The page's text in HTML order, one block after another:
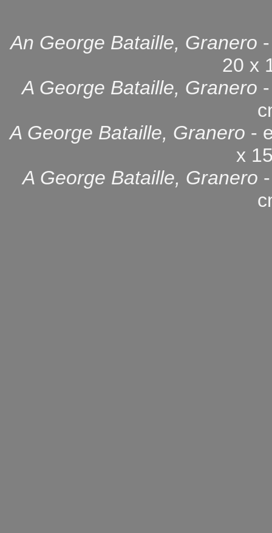
An George Bataille, Granero
20 x
A George Bataille, Granero
A George Bataille, Granero -
x
A George Bataille, Granero